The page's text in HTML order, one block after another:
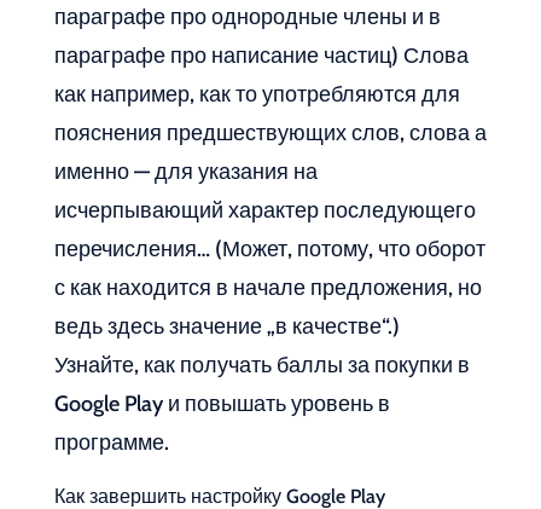
параграфе про однородные члены и в
параграфе про написание частиц) Слова
как например, как то употребляются для
пояснения предшествующих слов, слова а
именно — для указания на
исчерпывающий характер последующего
перечисления… (Может, потому, что оборот
с как находится в начале предложения, но
ведь здесь значение „в качестве“.)
Узнайте, как получать баллы за покупки в
Google Play и повышать уровень в
программе.
Как завершить настройку Google Play